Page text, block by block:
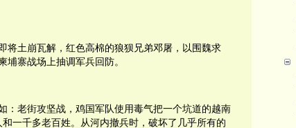
将土崩瓦解，红色高棉的狼狈兄弟邓屠，以围魏求
埔寨战场上抽调军兵回防。
：老街攻坚战，鸡国军队使用毒气把一个坑道的越南
一千多老百姓。从河内撤兵时，破坏了几乎所有的